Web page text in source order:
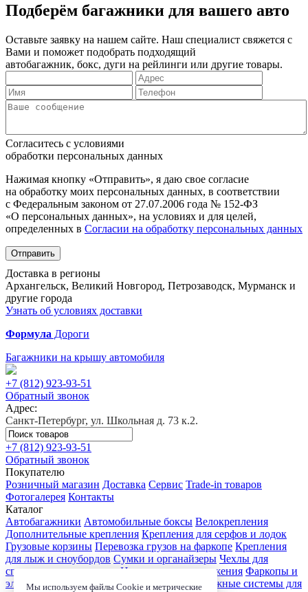
Подберём багажники для вашего авто
Оставьте заявку на нашем сайте. Наш специалист свяжется с
Вами и поможет подобрать подходящий
автобагажник, бокс, дуги на рейлинги или другие товары.
Согласитесь с условиями
обработки персональных данных
Нажимая кнопку «Отправить», я даю свое согласие
на обработку моих персональных данных, в соответствии
с Федеральным законом от 27.07.2006 года № 152-ФЗ
«О персональных данных», на условиях и для целей,
определенных в Согласии на обработку персональных данных
Отправить
Доставка в регионы
Архангельск, Великий Новгород, Петрозаводск, Мурманск и
другие города
Узнать об условиях доставки
Формула Дороги
Багажники на крышу автомобиля
+7 (812) 923-93-51
Обратный звонок
Адрес:
Санкт-Петербург, ул. Школьная д. 73 к.2.
+7 (812) 923-93-51
Обратный звонок
Покупателю
Розничный магазин Доставка Сервис Trade-in товаров
Фотогалерея Контакты
Каталог
Автобагажники Автомобильные боксы Велокрепления
Дополнительные крепления Крепления для серфов и лодок
Грузовые корзины Перевозка грузов на фаркопе Крепления
для лыж и сноубордов Сумки и органайзеры Чехлы для
спортивного инвентаря
Цепи противоскольжения Фаркопы и
электрика Детские коляски Велокресла Багажные системы для
Мы используем файлы Cookie и метрические